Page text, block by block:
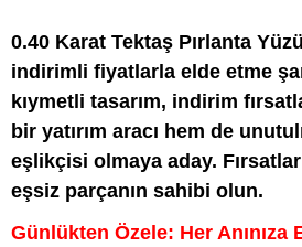
0.40 Karat Tektaş Pırlanta
indirimli fiyatlarla elde etme
kıymetli tasarım, indirim
bir yatırım aracı hem de
eşlikçisi olmaya aday.
eşsiz parçanın sahibi olun.
Günlükten Özele: Her Anınıza